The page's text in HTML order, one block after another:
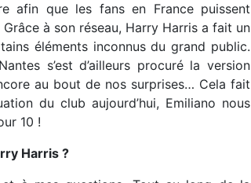
afin que les fans en France puissent
à son réseau, Harry Harris a fait un
éléments inconnus du grand public.
s’est d’ailleurs procuré la version
au bout de nos surprises… Cela fait
du club aujourd’hui, Emiliano nous
10 !
Harris ?